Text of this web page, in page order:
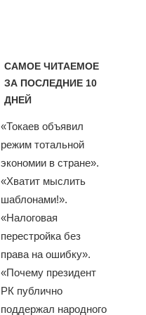
САМОЕ ЧИТАЕМОЕ
ЗА ПОСЛЕДНИЕ 10
ДНЕЙ
«Токаев объявил
режим тотальной
экономии в стране».
«Хватит мыслить
шаблонами!».
«Налоговая
перестройка без
права на ошибку».
«Почему президент
РК публично
поддержал народного